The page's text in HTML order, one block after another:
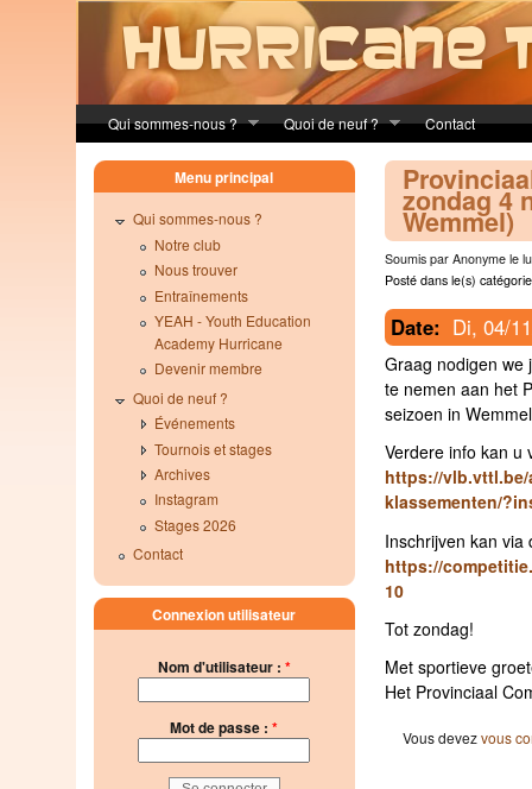
Qui sommes-nous ? Quoi de neuf ? Contact
zondag 4
Wemmel)
Soumis par Anonyme le
Posté dans le(s)
Date: Di, 04/
Graag nodigen we
te nemen aan het
seizoen in
Verdere info kan u
https://
klassementen/
Inschrijven kan via
https://
10
Tot zondag!
Met sportieve
Het Provinciaal
Vous devezvous
Menu principal
Qui sommes-nous ?
Notre club
Nous trouver
Entraînements
YEAH - Youth Education
Academy Hurricane
Devenir membre
Quoi de neuf ?
Événements
Tournois et stages
Archives
Instagram
Stages 2026
Contact
Connexion utilisateur
Nom d'utilisateur : *
Mot de passe :*